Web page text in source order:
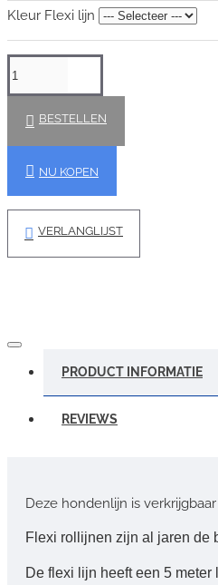
Kleur Flexi lijn
BESTELLEN
NU KOPEN
VERLANGLIJST
PRODUCT INFORMATIE
REVIEWS
Deze hondenlijn is
Flexi rollijnen zijn al jaren de
De flexi lijn heeft een 5 meter